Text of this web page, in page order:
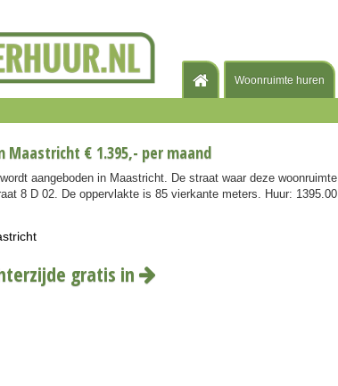
Woonruimte huren
Maastricht € 1.395,- per maand
aangeboden in Maastricht. De straat waar deze woonruimte
8 D 02. De oppervlakte is 85 vierkante meters. Huur: 1395.00
gratis in